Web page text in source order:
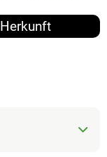
Herkunft